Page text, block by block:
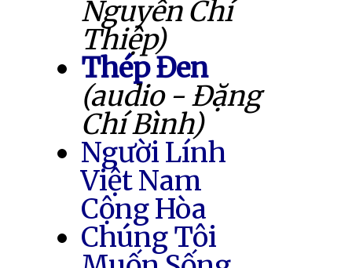
Nguyễn Chí
Thiệp)
Thép Đen
(audio - Đặng
Chí Bình)
Người Lính
Việt Nam
Cộng Hòa
Chúng Tôi